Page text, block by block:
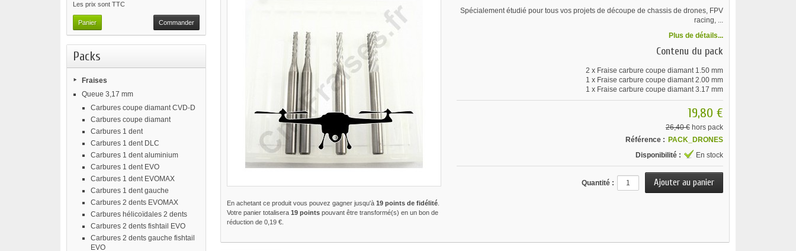
Les prix sont TTC
Panier Commander
Packs
Fraises
Queue 3,17 mm
Carbures coupe diamant CVD-D
Carbures coupe diamant
Carbures 1 dent
Carbures 1 dent DLC
Carbures 1 dent aluminium
Carbures 1 dent EVO
Carbures 1 dent EVOMAX
Carbures 1 dent gauche
Carbures 2 dents EVOMAX
Carbures hélicoïdales 2 dents
Carbures 2 dents fishtail EVO
Carbures 2 dents gauche fishtail
EVO
En achetant ce produit vous pouvez gagner jusqu'à 19points de fidélité.
Votre panier totalisera 19pointspouvant être transformé(s) en un bon de
réduction de 0,19 €.
Spécialement étudié pour tous vos projets de découpe de chassis de drones, FPV
racing, ...
Plus de détails...
Contenu du pack
2 x Fraise carbure coupe diamant 1.50 mm
1 x Fraise carbure coupe diamant 2.00 mm
1 x Fraise carbure coupe diamant 3.17 mm
19,80 €
26,40 €hors pack
Référence : PACK_DRONES
Disponibilité :
En stock
Quantité :